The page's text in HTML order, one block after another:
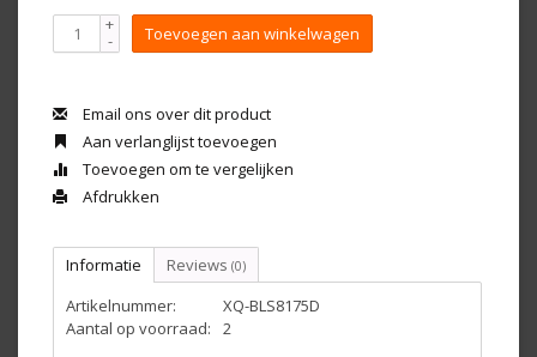
+
- Toevoegen aan winkelwagen
Email ons over dit product
Aan verlanglijst toevoegen
Toevoegen om te vergelijken
Afdrukken
Informatie Reviews (0)
Artikelnummer:
XQ-BLS8175D
Aantal op voorraad:
2